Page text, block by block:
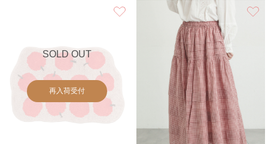
SOLD OUT
再入荷受付
お気に入り